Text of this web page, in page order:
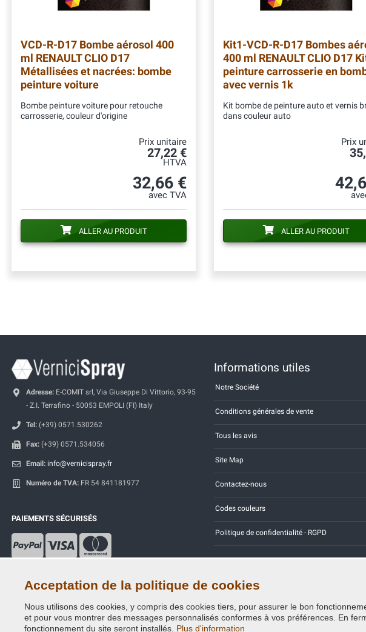
VCD-R-D17 Bombe aérosol 400
ml RENAULT CLIO D17
Métallisées et nacrées: bombe
peinture voiture
Bombe peinture voiture pour retouche
carrosserie, couleur d'origine
Prix unitaire
27,22 €
HTVA
32,66 €
avec TVA
ALLER AU PRODUIT
Kit1-VCD-R-D17 Bombes
400 ml RENAULT CLIO D17
peinture carrosserie en
avec vernis 1k
Kit bombe de peinture auto et vernis
dans couleur auto
Prix
ALLER AU PRODUIT
Adresse: E-COMIT srl, Via Giuseppe Di Vittorio, 93-95
- Z.I. Terrafino - 50053 EMPOLI (FI) Italy
Tel: (+39) 0571.530262
Fax: (+39) 0571.534056
Email: info@vernicispray.fr
Numéro de TVA: FR 54 841181977
PAIEMENTS SÉCURISÉS
Informations utiles
Notre Société
Conditions générales de vente
Tous les avis
Site Map
Contactez-nous
Codes couleurs
Politique de confidentialité - RGPD
Copyright © 2014 - 2026. All Rights Reserved.
Visiteurs online: 701
Acceptation de la politique de cookies
Nous utilisons des cookies, y compris des cookies tiers, pour assurer le bon
et pour vous montrer des messages personnalisés conformes à vos préférences. En
fonctionnement du site seront installés. Plus d'information